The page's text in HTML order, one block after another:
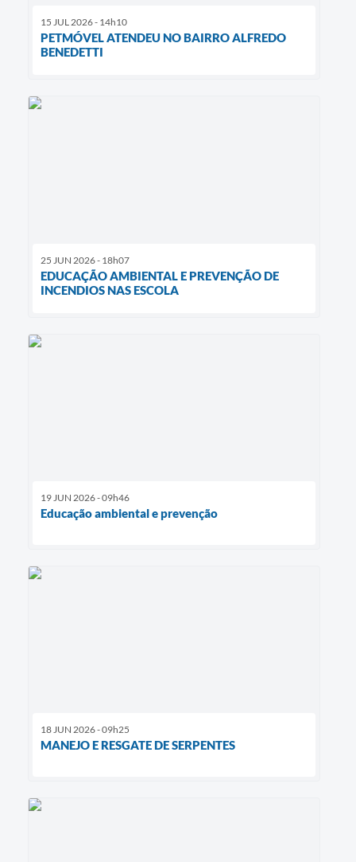
15 JUL 2026 - 14h10
PETMÓVEL ATENDEU NO BAIRRO ALFREDO
BENEDETTI
25 JUN 2026 - 18h07
EDUCAÇÃO AMBIENTAL E PREVENÇÃO DE
INCENDIOS NAS ESCOLA
19 JUN 2026 - 09h46
Educação ambiental e prevenção
18 JUN 2026 - 09h25
MANEJO E RESGATE DE SERPENTES